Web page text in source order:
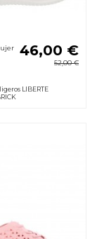
46,00 €
52,00 €
LIBERTE